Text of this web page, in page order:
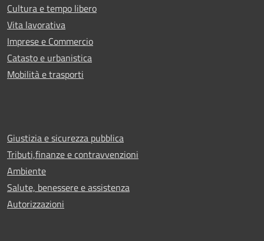
Cultura e tempo libero
Vita lavorativa
Imprese e Commercio
Catasto e urbanistica
Mobilità e trasporti
Giustizia e sicurezza pubblica
Tributi,finanze e contravvenzioni
Ambiente
Salute, benessere e assistenza
Autorizzazioni